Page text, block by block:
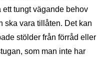
tungt vägande behov
ska vara tillåten. Det kan
stölder från förråd eller
som man inte har